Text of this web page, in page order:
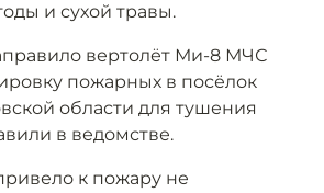
и сухой травы.
вертолёт Ми-8 МЧС
пожарных в посёлок
области для тушения
в ведомстве.
к пожару не